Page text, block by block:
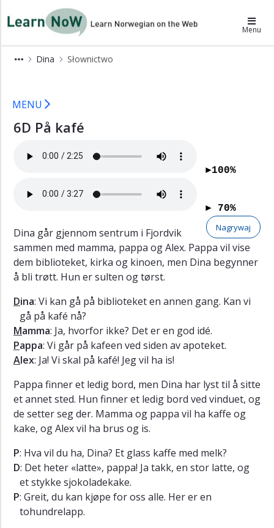
LearnNoW-pl Menu
Dina Słownictwo
×
Alex
Dina
Słownictwo
wolny
Wymowa
słuchowe
Ćwiczenia
Słownictwo
MENU
6D På kafé
►100%
► 70%
Nagrywaj
Dina går gjennom sentrum i Fjordvik
sammen med mamma, pappa og Alex. Pappa vil vise
dem biblioteket, kirka og kinoen, men Dina begynner
å bli trøtt. Hun er sulten og tørst.
Dina: Vi kan gå på biblioteket en annen gang. Kan vi
gå på kafé nå?
Mamma: Ja, hvorfor ikke? Det er en god idé.
Pappa: Vi går på kafeen ved siden av apoteket.
Alex: Ja! Vi skal på kafé! Jeg vil ha is!
Pappa finner et ledig bord, men Dina har lyst til å sitte
et annet sted. Hun finner et ledig bord ved vinduet, og
de setter seg der. Mamma og pappa vil ha kaffe og
kake, og Alex vil ha brus og is.
P: Hva vil du ha, Dina? Et glass kaffe med melk?
D: Det heter «latte», pappa! Ja takk, en stor latte, og
et stykke sjokoladekake.
P: Greit, du kan kjøpe for oss alle. Her er en
tohundrelapp.